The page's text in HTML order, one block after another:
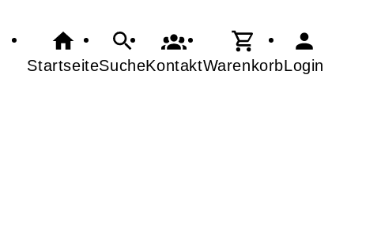
StartseiteSucheKontaktWarenkorbLogin